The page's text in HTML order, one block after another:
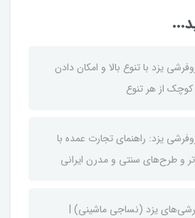
یزد با تنوع بالا و امکان دادن
از هر تنوع
یزد: راهنمای تجارت عمده با
و طرح‌های سنتی و مدرن ایرانی
یزد (نساجی ماشینی) |